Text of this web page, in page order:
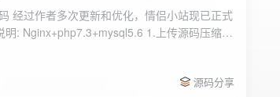
经过作者多次更新和优化，情侣小站现已正式
: Nginx+php7.3+mysql5.6 1.上传源码压缩包
源码分享